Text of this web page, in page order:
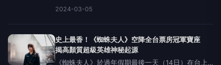
幕，如精美藝術品般的視覺饗宴，將再次在全台電
畫長片提名之外，《蜘蛛人：穿越新宇宙》於各大
電影獎中總共拿到38座最
2024-03-05
史上最香！《蜘蛛夫人》空降全台票房冠軍寶座
揭高顏質超級英雄神秘起源
《蜘蛛夫人》於過年假期最後一天（14日）在台上